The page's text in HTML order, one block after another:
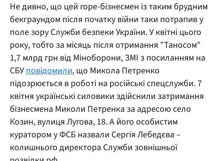
Не дивно, що цей горе-бізнесмен із таким брудним
бекграундом після початку війни таки потрапив у
поле зору Служби безпеки України. У квітні цього
року, тобто за місяць після отримання "Таносом"
1,7 млрд грн від Міноборони, ЗМІ з посиланням на
СБУповідомили, що Микола Петренко
підозрюється в роботі на російські спецслужби. 7
квітня українські силовики здійснили затримання
бізнесмена Миколи Петренка за адресою село
Козин, вулиця Лугова, 18. А його особистим
куратором у ФСБ назвали Сергія Лебедєва –
колишнього директора Служби зовнішньої